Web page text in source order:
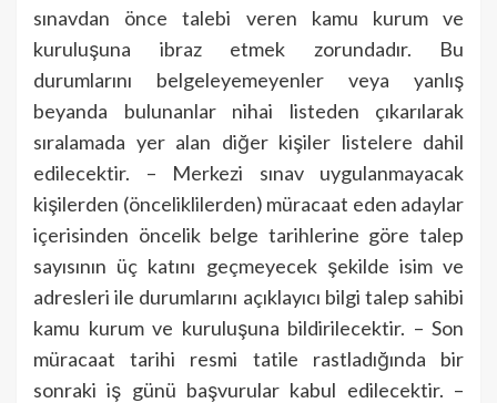
sınavdan önce talebi veren kamu kurum ve
kuruluşuna ibraz etmek zorundadır. Bu
durumlarını belgeleyemeyenler veya yanlış
beyanda bulunanlar nihai listeden çıkarılarak
sıralamada yer alan diğer kişiler listelere dahil
edilecektir. – Merkezi sınav uygulanmayacak
kişilerden (önceliklilerden) müracaat eden adaylar
içerisinden öncelik belge tarihlerine göre talep
sayısının üç katını geçmeyecek şekilde isim ve
adresleri ile durumlarını açıklayıcı bilgi talep sahibi
kamu kurum ve kuruluşuna bildirilecektir. – Son
müracaat tarihi resmi tatile rastladığında bir
sonraki iş günü başvurular kabul edilecektir. –